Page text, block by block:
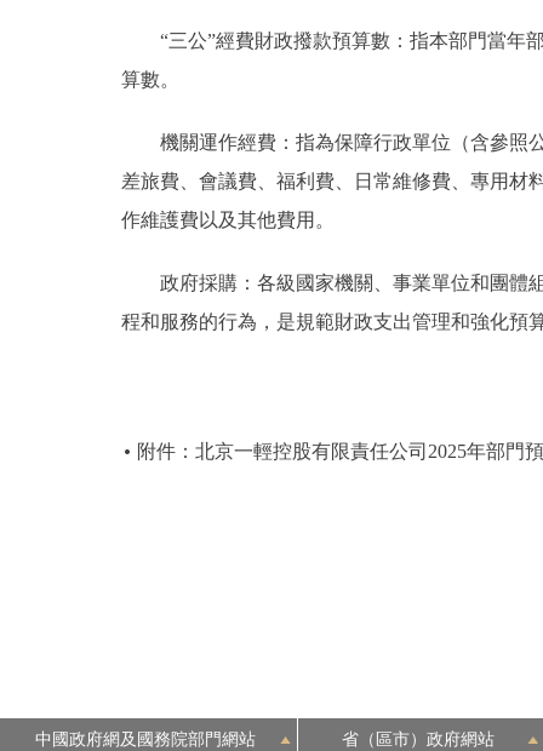
“三公”經費財政撥款預算數：指本部門當年部
算數。
機關運作經費：指為保障行政單位（含參照公
差旅費、會議費、福利費、日常維修費、專用材
作維護費以及其他費用。
政府採購：各級國家機關、事業單位和團體組
程和服務的行為，是規範財政支出管理和強化預
附件：北京一輕控股有限責任公司2025年部門
中國政府網及國務院部門網站 省（區市）政府網站